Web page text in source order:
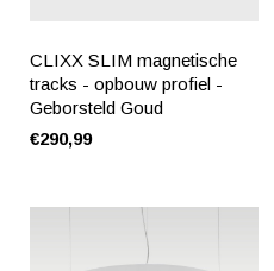
CLIXX SLIM magnetische
tracks - opbouw profiel -
Geborsteld Goud
€290,99